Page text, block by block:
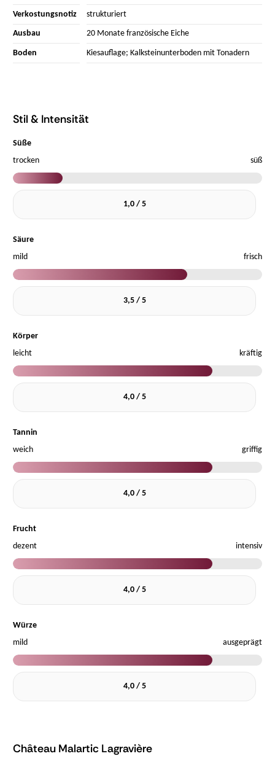
Verkostungsnotiz strukturiert
Ausbau 20 Monate französische Eiche
Boden Kiesauflage; Kalksteinunterboden mit Tonadern
Stil & Intensität
Süße
trocken
süß
1,0 / 5
Säure
mild
frisch
3,5 / 5
Körper
leicht
kräftig
4,0 / 5
Tannin
weich
griffig
4,0 / 5
Frucht
dezent
intensiv
4,0 / 5
Würze
mild
ausgeprägt
4,0 / 5
Château Malartic Lagravière